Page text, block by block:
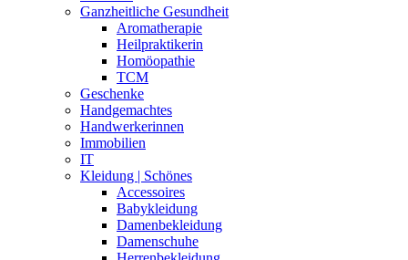
Ganzheitliche Gesundheit
Aromatherapie
Heilpraktikerin
Homöopathie
TCM
Geschenke
Handgemachtes
Handwerkerinnen
Immobilien
IT
Kleidung | Schönes
Accessoires
Babykleidung
Damenbekleidung
Damenschuhe